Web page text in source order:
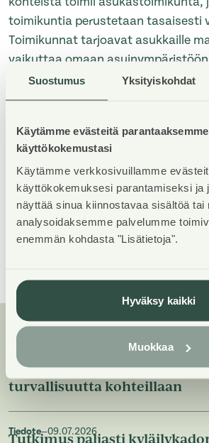
Suostumus Yksityiskohdat
Käytämme evästeitä parantaaksemme
käyttökokemustasi
Käytämme verkkosivuillamme
käyttökokemuksesi parantamiseksi ja
näyttää sinua kiinnostavaa sisältöä tai
analysoidaksemme palvelumme
enemmän kohdasta "Lisätietoja".
Hyväksy kaikki
Muokkaa
toimikuntia perustetaan tasaisesti
Toimikunnat tarjoavat asukkaille
vaikuttaa omaan
esiin arjen tarpeita ja
Asuntosäätiön suuntaan.
Vuoden asukastoimikunta -
on tehdä näkyväksi
työtä. Asuntosäätiö jakaa
vuosittain.
Lisää luettavaa
Tiedote
Asuntosäätiö on selvittänyt
turvallisuutta kohteillaan
Tiedote—09.07.2026
Tutkimus paljasti